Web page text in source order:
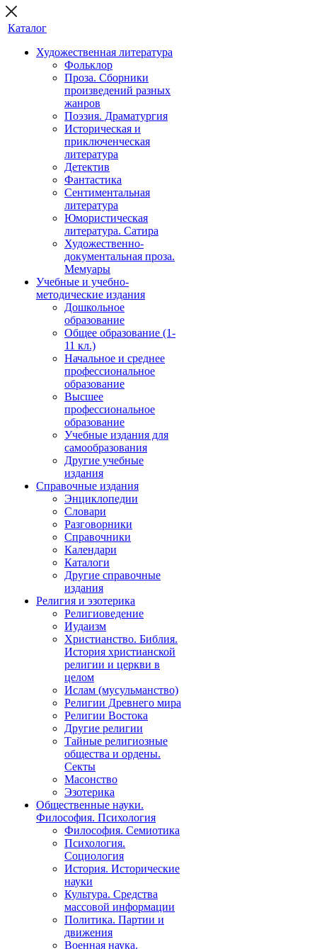
Каталог
Художественная литература
Фольклор
Проза. Сборники
произведений разных
жанров
Поэзия. Драматургия
Историческая и
приключенческая
литература
Детектив
Фантастика
Сентиментальная
литература
Юмористическая
литература. Сатира
Художественно-
документальная проза.
Мемуары
Учебные и учебно-
методические издания
Дошкольное
образование
Общее образование (1-
11 кл.)
Начальное и среднее
профессиональное
образование
Высшее
профессиональное
образование
Учебные издания для
самообразования
Другие учебные
издания
Справочные издания
Энциклопедии
Словари
Разговорники
Справочники
Календари
Каталоги
Другие справочные
издания
Религия и эзотерика
Религиоведение
Иудаизм
Христианство. Библия.
История христианской
религии и церкви в
целом
Ислам (мусульманство)
Религии Древнего мира
Религии Востока
Другие религии
Тайные религиозные
общества и ордены.
Секты
Масонство
Эзотерика
Общественные науки.
Философия. Психология
Философия. Семиотика
Психология.
Социология
История. Исторические
науки
Культура. Средства
массовой информации
Политика. Партии и
движения
Военная наука.